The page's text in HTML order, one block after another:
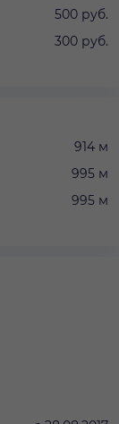
500 руб.
300 руб.
914 м
995 м
995 м